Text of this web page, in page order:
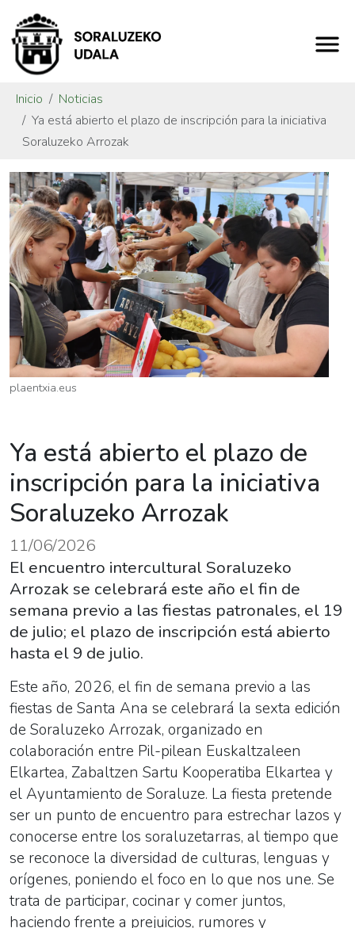
Inicio
Noticias
Ya está abierto el plazo de inscripción para la iniciativa
Soraluzeko Arrozak
plaentxia.eus
Ya está abierto el plazo de
inscripción para la iniciativa
Soraluzeko Arrozak
11/06/2026
El encuentro intercultural Soraluzeko
Arrozak se celebrará este año el fin de
semana previo a las fiestas patronales, el 19
de julio; el plazo de inscripción está abierto
hasta el 9 de julio.
Este año, 2026, el fin de semana previo a las
fiestas de Santa Ana se celebrará la sexta edición
de Soraluzeko Arrozak, organizado en
colaboración entre Pil-pilean Euskaltzaleen
Elkartea, Zabaltzen Sartu Kooperatiba Elkartea y
el Ayuntamiento de Soraluze. La fiesta pretende
ser un punto de encuentro para estrechar lazos y
conocerse entre los soraluzetarras, al tiempo que
se reconoce la diversidad de culturas, lenguas y
orígenes, poniendo el foco en lo que nos une. Se
trata de participar, cocinar y comer juntos,
haciendo frente a prejuicios, rumores y